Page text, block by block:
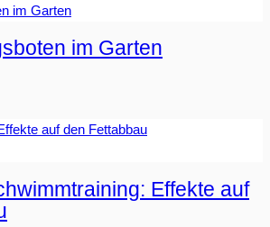
im Garten
Effekte auf